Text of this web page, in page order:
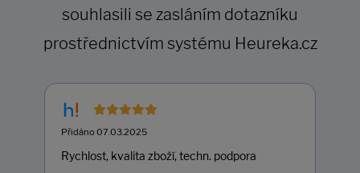
souhlasili se zasláním dotazníku
prostřednictvím systému Heureka.cz
Přidáno 07.03.2025
Rychlost, kvalita zboží, techn. podpora